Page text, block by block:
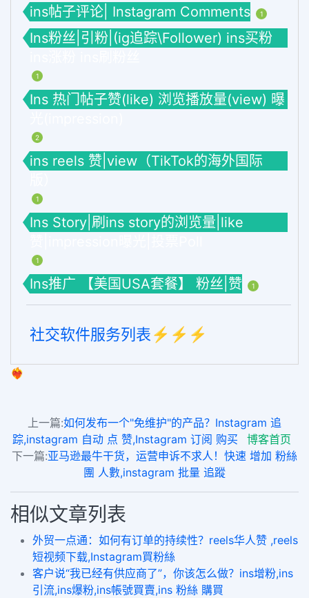
ins帖子评论| Instagram Comments 1
Ins粉丝|引粉|(ig追踪\Follower) ins买粉
1
Ins 热门帖子赞(like) 浏览播放量(view) 曝
2
ins reels 赞|view（TikTok的海外国际
1
Ins Story|刷ins story的浏览量|like
1
Ins推广 【美国USA套餐】 粉丝|赞 1
社交软件服务列表⚡️⚡️⚡️
❤️‍🔥
上一篇:如何发布一个"免维护"的产品？Instagram 追
踪,instagram 自动 点 赞,Instagram 订阅 购买
博客首页
下一篇:亚马逊最牛干货，运营申诉不求人！快速 增加 粉絲
團 人數,instagram 批量 追蹤
相似文章列表
外贸一点通：如何有订单的持续性？reels华人赞 ,reels
短视频下载,Instagram買粉絲
客户说“我已经有供应商了”，你该怎么做？ins增粉,ins
引流,ins爆粉,ins帳號買賣,ins 粉絲 購買